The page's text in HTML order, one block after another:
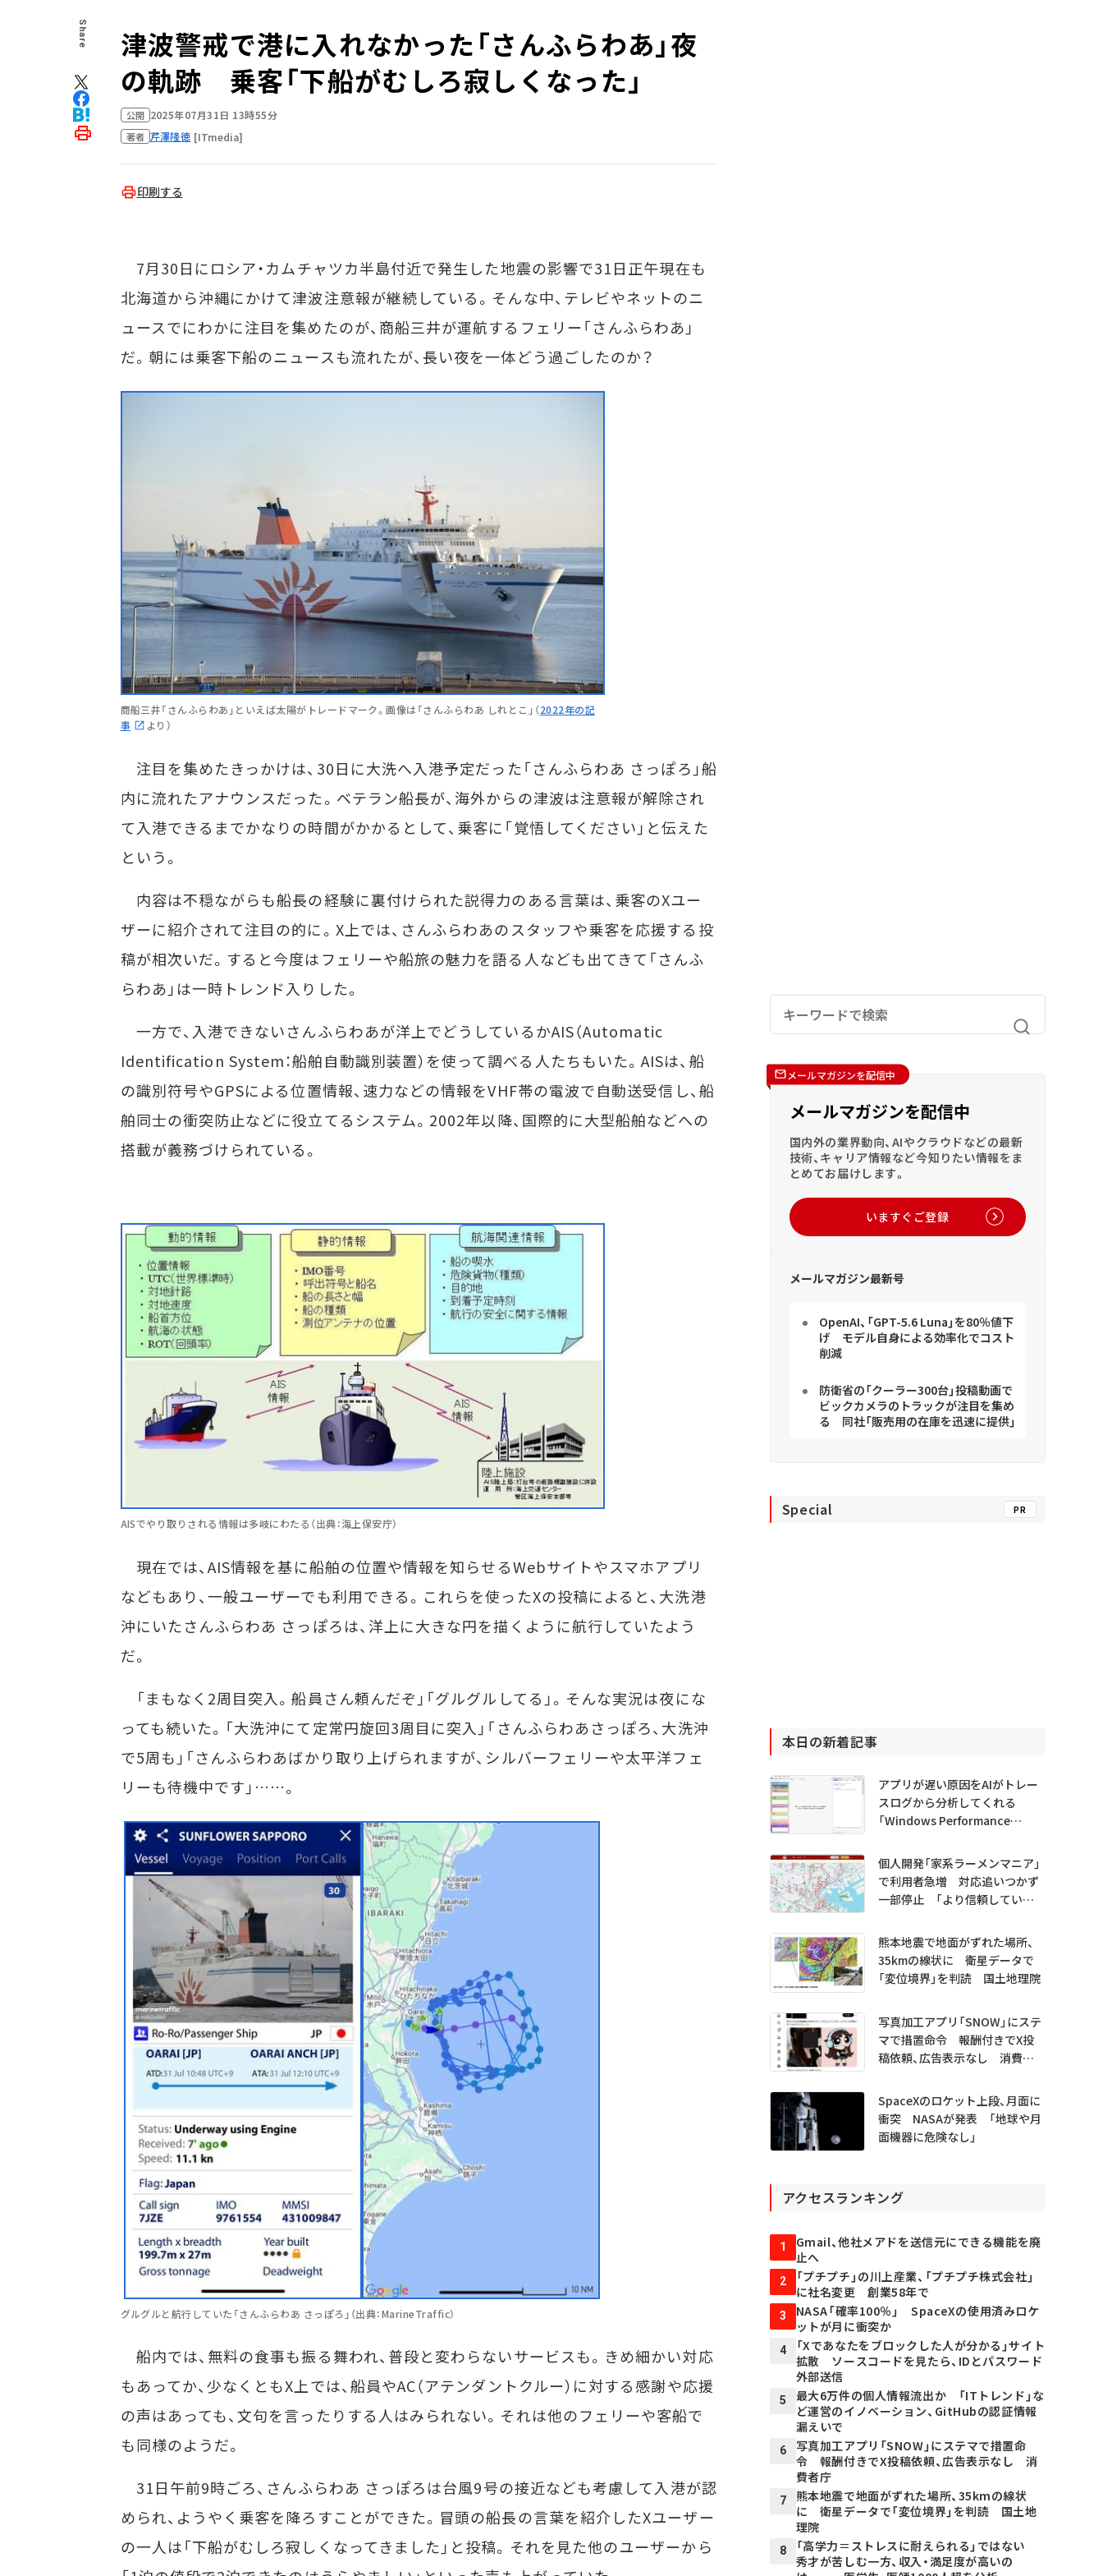
Share
津波警戒で港に入れなかった「さんふらわあ」夜
の軌跡 乗客「下船がむしろ寂しくなった」
公開 2025年07月31日 13時55分
著者 芹澤隆徳 [ITmedia]
印刷する
7月30日にロシア・カムチャツカ半島付近で発生した地震の影響で31日正午現在も
北海道から沖縄にかけて津波注意報が継続している。そんな中、テレビやネットのニ
ュースでにわかに注目を集めたのが、商船三井が運航するフェリー「さんふらわあ」
だ。朝には乗客下船のニュースも流れたが、長い夜を一体どう過ごしたのか？
商船三井「さんふらわあ」といえば太陽がトレードマーク。画像は「さんふらわあ しれとこ」（2022年の記
事
より）
注目を集めたきっかけは、30日に大洗へ入港予定だった「さんふらわあ さっぽろ」船
内に流れたアナウンスだった。ベテラン船長が、海外からの津波は注意報が解除され
て入港できるまでかなりの時間がかかるとして、乗客に「覚悟してください」と伝えた
という。
内容は不穏ながらも船長の経験に裏付けられた説得力のある言葉は、乗客のXユー
ザーに紹介されて注目の的に。X上では、さんふらわあのスタッフや乗客を応援する投
稿が相次いだ。すると今度はフェリーや船旅の魅力を語る人なども出てきて「さんふ
らわあ」は一時トレンド入りした。
一方で、入港できないさんふらわあが洋上でどうしているかAIS（Automatic
Identification System：船舶自動識別装置）を使って調べる人たちもいた。AISは、船
の識別符号やGPSによる位置情報、速力などの情報をVHF帯の電波で自動送受信し、船
舶同士の衝突防止などに役立てるシステム。2002年以降、国際的に大型船舶などへの
搭載が義務づけられている。
AISでやり取りされる情報は多岐にわたる（出典：海上保安庁）
現在では、AIS情報を基に船舶の位置や情報を知らせるWebサイトやスマホアプリ
などもあり、一般ユーザーでも利用できる。これらを使ったXの投稿によると、大洗港
沖にいたさんふらわあ さっぽろは、洋上に大きな円を描くように航行していたよう
だ。
「まもなく2周目突入。船員さん頼んだぞ」「グルグルしてる」。そんな実況は夜にな
っても続いた。「大洗沖にて定常円旋回3周目に突入」「さんふらわあさっぽろ、大洗沖
で5周も」「さんふらわあばかり取り上げられますが、シルバーフェリーや太平洋フェ
リーも待機中です」……。
グルグルと航行していた「さんふらわあ さっぽろ」（出典：MarineTraffic）
船内では、無料の食事も振る舞われ、普段と変わらないサービスも。きめ細かい対応
もあってか、少なくともX上では、船員やAC（アテンダントクルー）に対する感謝や応援
の声はあっても、文句を言ったりする人はみられない。それは他のフェリーや客船で
も同様のようだ。
31日午前9時ごろ、さんふらわあ さっぽろは台風9号の接近なども考慮して入港が認
められ、ようやく乗客を降ろすことができた。冒頭の船長の言葉を紹介したXユーザー
の一人は「下船がむしろ寂しくなってきました」と投稿。それを見た他のユーザーから
メールマガジンを配信中
メールマガジンを配信中
国内外の業界動向、AIやクラウドなどの最新
技術、キャリア情報など今知りたい情報をま
とめてお届けします。
いますぐご登録
メールマガジン最新号
OpenAI、「GPT-5.6 Luna」を80％値下
げ モデル自身による効率化でコスト
削減
防衛省の「クーラー300台」投稿動画で
ビックカメラのトラックが注目を集め
る 同社「販売用の在庫を迅速に提供」
Special PR
本日の新着記事
アプリが遅い原因をAIがトレー
スログから分析してくれる
「Windows Performance
プレビュー公開
個人開発「家系ラーメンマニア」
で利用者急増 対応追いつかず
一部停止 「より信頼していた
熊本地震で地面がずれた場所、
35kmの線状に 衛星データで
「変位境界」を判読 国土地理院
写真加工アプリ「SNOW」にステ
マで措置命令 報酬付きでX投
稿依頼、広告表示なし 消費者
SpaceXのロケット上段、月面に
衝突 NASAが発表 「地球や月
面機器に危険なし」
アクセスランキング
1
Gmail、他社メアドを送信元にできる機能を廃
止へ
2
「プチプチ」の川上産業、「プチプチ株式会社」
に社名変更 創業58年で
3
NASA「確率100％」 SpaceXの使用済みロケ
ットが月に衝突か
4
「Xであなたをブロックした人が分かる」サイト
拡散 ソースコードを見たら、IDとパスワード
外部送信
5
最大6万件の個人情報流出か 「ITトレンド」な
ど運営のイノベーション、GitHubの認証情報
漏えいで
6
写真加工アプリ「SNOW」にステマで措置命
令 報酬付きでX投稿依頼、広告表示なし 消
費者庁
7
熊本地震で地面がずれた場所、35kmの線状
に 衛星データで「変位境界」を判読 国土地
理院
8
「高学力＝ストレスに耐えられる」ではない
秀才が苦しむ一方、収入・満足度が高いの